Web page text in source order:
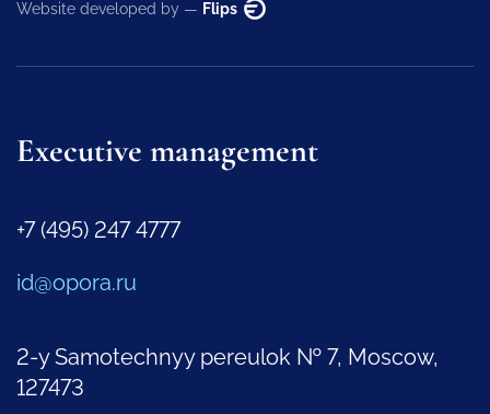
Website developed by — Flips
Executive management
+7 (495) 247 4777
id@opora.ru
2-y Samotechnyy pereulok № 7, Moscow,
127473